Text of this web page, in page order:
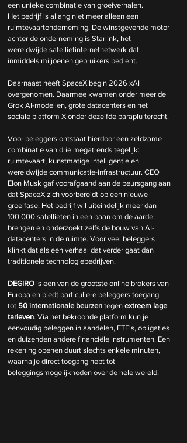
een unieke combinatie van groeiverhalen.
Het bedrijf is allang niet meer alleen een
ruimtevaartonderneming. De winstgevende motor
achter de onderneming is Starlink, het
wereldwijde satellietinternetnetwerk dat
inmiddels miljoenen gebruikers bedient.
Daarnaast heeft SpaceX begin 2026 xAI
overgenomen. Daarmee kwamen onder meer de
Grok AI-modellen, grote datacenters en het
sociale platform X onder dezelfde paraplu terecht.
Voor beleggers ontstaat hierdoor een zeldzame
combinatie van drie megatrends tegelijk:
ruimtevaart, kunstmatige intelligentie en
wereldwijde communicatie-infrastructuur. CEO
Elon Musk gaf voorafgaand aan de beursgang aan
dat SpaceX zich voorbereidt op een nieuwe
groeifase. Het bedrijf wil uiteindelijk meer dan
100.000 satellieten in een baan om de aarde
brengen en onderzoekt zelfs de bouw van AI-
datacenters in de ruimte. Voor veel beleggers
klinkt dat als een verhaal dat verder gaat dan
traditionele technologiebedrijven.
DEGIRO is een van de grootste online brokers van
Europa en biedt particuliere beleggers toegang
tot 50 internationale beurzen tegen extreem lage
tarieven. Via het bekroonde platform kun je
eenvoudig beleggen in aandelen, ETF's, obligaties
en duizenden andere financiële instrumenten. Een
rekening openen duurt slechts enkele minuten,
waarna je direct toegang hebt tot
beleggingsmogelijkheden over de hele wereld.